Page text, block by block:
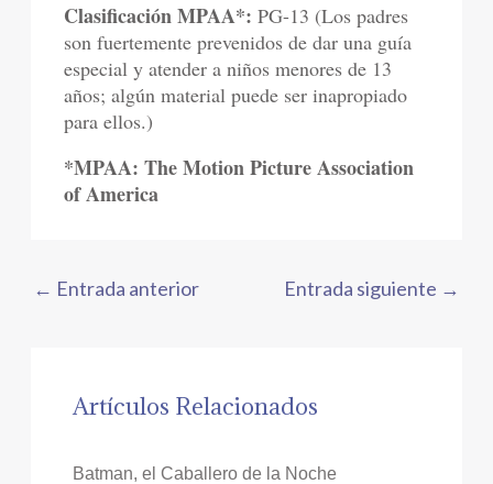
Clasificación MPAA*: PG-13 (Los padres
son fuertemente prevenidos de dar una guía
especial y atender a niños menores de 13
años; algún material puede ser inapropiado
para ellos.)
*MPAA: The Motion Picture Association
of America
← Entrada anterior Entrada siguiente →
Artículos Relacionados
Batman, el Caballero de la Noche